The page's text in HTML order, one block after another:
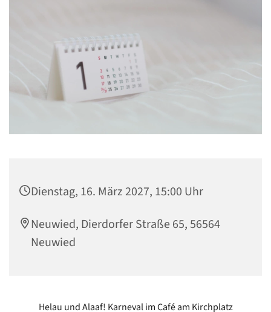
Dienstag, 16. März 2027, 15:00 Uhr
Neuwied, Dierdorfer Straße 65, 56564
Neuwied
Helau und Alaaf! Karneval im Café am Kirchplatz